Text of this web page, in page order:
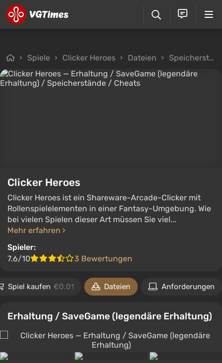
Spiele Clicker Heroes Dateien Speicherstände
Clicker Heroes
Clicker Heroes ist ein Shareware-Arcade-Clicker mit
Rollenspielelementen in einer Fantasy-Umgebung. Wie
bei vielen Spielen dieser Art müssen Sie viel...
Mehr erfahren
Spieler:
7.6/10
3 Bewertungen
Spiel kaufen €0.01 Dateien Anforderungen
Erhaltung / SaveGame (legendäre Erhaltung)